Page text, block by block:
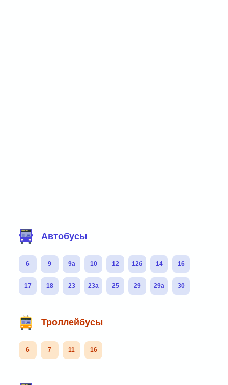
Автобусы
6 9 9а 10 12 12б 14 16
17 18 23 23а 25 29 29а 30
Троллейбусы
6 7 11 16